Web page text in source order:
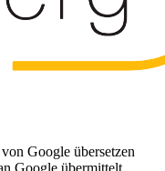
Google übersetzen
Google übermittelt.